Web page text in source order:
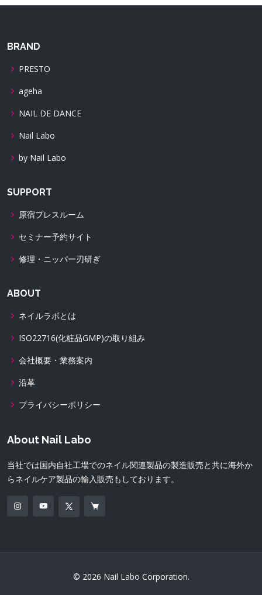
BRAND
PRESTO
ageha
NAIL DE DANCE
Nail Labo
by Nail Labo
SUPPORT
原宿プレスルーム
セミナー予約サイト
修理・ニッパー刃研ぎ
ABOUT
ネイルラボとは
ISO22716(化粧品GMP)の取り組み
会社概要・業務案内
沿革
プライバシーポリシー
About Nail Labo
当社では国内自社工場でのネイル関連製品の製造販売と共に海外か
らネイルケア製品の輸入販売もしております。
© 2026 Nail Labo Corporation.